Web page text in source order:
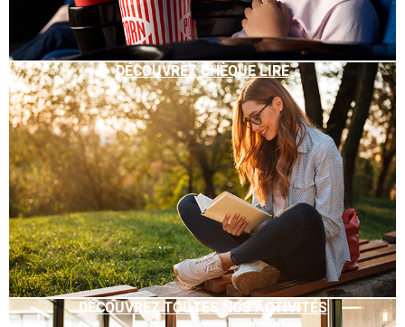
DÉCOUVREZ CHÈQUE LIRE
DÉCOUVREZ TOUTES NOS ACTIVITÉS